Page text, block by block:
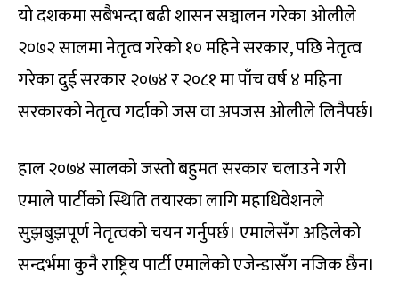
यो दशकमा सबैभन्दा बढी शासन सञ्चालन गरेका ओलीले
२०७२ सालमा नेतृत्व गरेको १० महिने सरकार, पछि नेतृत्व
गरेका दुई सरकार २०७४ र २०८१ मा पाँच वर्ष ४ महिना
सरकारको नेतृत्व गर्दाको जस वा अपजस ओलीले लिनैपर्छ।
हाल २०७४ सालको जस्तो बहुमत सरकार चलाउने गरी
एमाले पार्टीको स्थिति तयारका लागि महाधिवेशनले
सुझबुझपूर्ण नेतृत्वको चयन गर्नुपर्छ। एमालेसँग अहिलेको
सन्दर्भमा कुनै राष्ट्रिय पार्टी एमालेको एजेन्डासँग नजिक छैन।